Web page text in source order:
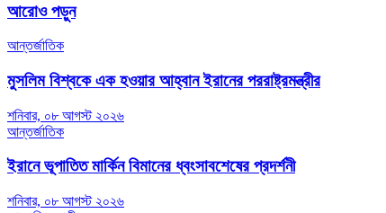
আরোও পড়ুন
আন্তর্জাতিক
মুসলিম বিশ্বকে এক হওয়ার আহ্বান ইরানের পররাষ্ট্রমন্ত্রীর
শনিবার, ০৮ আগস্ট ২০২৬
আন্তর্জাতিক
ইরানে ভূপাতিত মার্কিন বিমানের ধ্বংসাবশেষের প্রদর্শনী
শনিবার, ০৮ আগস্ট ২০২৬